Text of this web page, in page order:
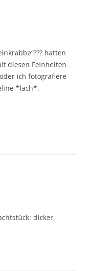
hatten
diesen Feinheiten
ich fotografiere
*lach*.
dicker,